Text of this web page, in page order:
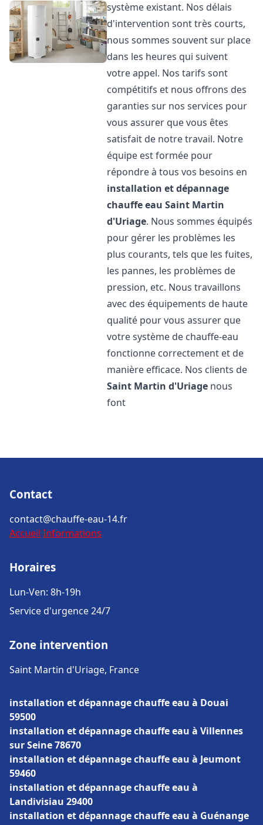
système existant. Nos délais
d'intervention sont très courts,
nous sommes souvent sur place
dans les heures qui suivent
votre appel. Nos tarifs sont
compétitifs et nous offrons des
garanties sur nos services pour
vous assurer que vous êtes
satisfait de notre travail. Notre
équipe est formée pour
répondre à tous vos besoins en
installation et dépannage
chauffe eau Saint Martin
d'Uriage. Nous sommes équipés
pour gérer les problèmes les
plus courants, tels que les fuites,
les pannes, les problèmes de
pression, etc. Nous travaillons
avec des équipements de haute
qualité pour vous assurer que
votre système de chauffe-eau
fonctionne correctement et de
manière efficace. Nos clients de
Saint Martin d'Uriage nous
font
Contact
contact@chauffe-eau-14.fr
Accueil Informations
Horaires
Lun-Ven: 8h-19h
Service d'urgence 24/7
Zone intervention
Saint Martin d'Uriage, France
installation et dépannage chauffe eau à Douai
59500
installation et dépannage chauffe eau à Villennes
sur Seine 78670
installation et dépannage chauffe eau à Jeumont
59460
installation et dépannage chauffe eau à
Landivisiau 29400
installation et dépannage chauffe eau à Guénange